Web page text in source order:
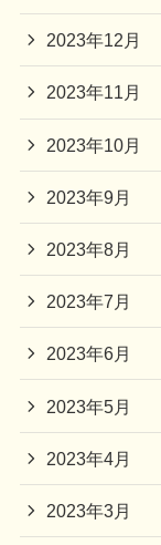
2023年12月
2023年11月
2023年10月
2023年9月
2023年8月
2023年7月
2023年6月
2023年5月
2023年4月
2023年3月